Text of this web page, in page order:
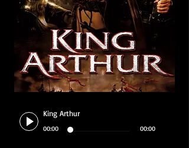
King Arthur
00:00 00:00